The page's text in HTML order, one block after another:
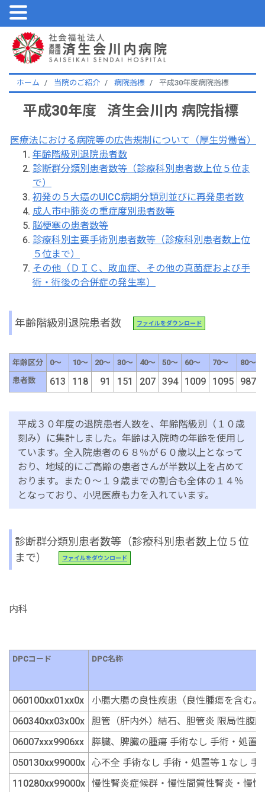
ホーム 当院のご紹介 病院指標 平成30年度病院指標
平成30年度 済生会川内 病院指標
医療法における病院等の広告規制について（厚生労働省）
年齢階級別退院患者数
診断群分類別患者数等（診療科別患者数上位５位ま
で）
初発の５大癌のUICC病期分類別並びに再発患者数
成人市中肺炎の重症度別患者数等
脳梗塞の患者数等
診療科別主要手術別患者数等（診療科別患者数上位
５位まで）
その他（ＤＩＣ、敗血症、その他の真菌症および手
術・術後の合併症の発生率）
年齢階級別退院患者数 ファイルをダウンロード
年齢区分 0～ 10～ 20～ 30～ 40～ 50～ 60～ 70～ 80～
患者数
613 118 91 151 207 394 1009 1095 987
平成３０年度の退院患者人数を、年齢階級別（１０歳
刻み）に集計しました。年齢は入院時の年齢を使用し
ています。全入院患者の６８％が６０歳以上となって
おり、地域的にご高齢の患者さんが半数以上を占めて
おります。また０～１９歳までの割合も全体の１４％
となっており、小児医療も力を入れています。
診断群分類別患者数等（診療科別患者数上位５位
まで）
ファイルをダウンロード
内科
DPCコード DPC名称
060100xx01xx0x
小腸大腸の良性疾患（良性腫瘍を含む
060340xx03x00x
胆管（肝内外）結石、胆管炎 限局性腹
06007xxx9906xx
膵臓、脾臓の腫瘍 手術なし 手術・処置
050130xx99000x 心不全 手術なし 手術・処置等１なし 手
110280xx99000x 慢性腎炎症候群・慢性間質性腎炎・慢